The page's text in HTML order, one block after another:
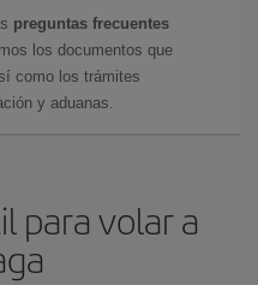
preguntas frecuentes
los documentos que
como los trámites
y aduanas.
para volar a